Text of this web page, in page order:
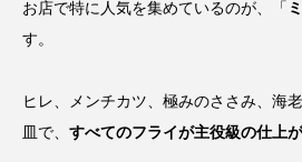
お店で特に人気を集めているのが、「
す。
ヒレ、メンチカツ、極みのささみ、海
皿で、 すべてのフライが主役級の仕上